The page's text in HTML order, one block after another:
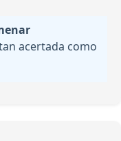
acertada como